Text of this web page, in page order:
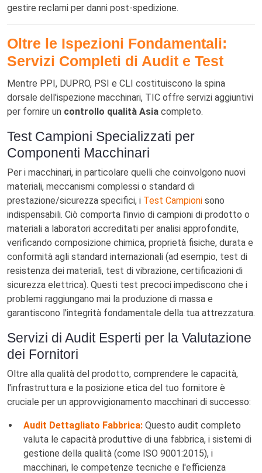
gestire reclami per danni post-spedizione.
Oltre le Ispezioni Fondamentali:
Servizi Completi di Audit e Test
Mentre PPI, DUPRO, PSI e CLI costituiscono la spina
dorsale dell'ispezione macchinari, TIC offre servizi aggiuntivi
per fornire un controllo qualità Asia completo.
Test Campioni Specializzati per
Componenti Macchinari
Per i macchinari, in particolare quelli che coinvolgono nuovi
materiali, meccanismi complessi o standard di
prestazione/sicurezza specifici, i Test Campioni sono
indispensabili. Ciò comporta l'invio di campioni di prodotto o
materiali a laboratori accreditati per analisi approfondite,
verificando composizione chimica, proprietà fisiche, durata e
conformità agli standard internazionali (ad esempio, test di
resistenza dei materiali, test di vibrazione, certificazioni di
sicurezza elettrica). Questi test precoci impediscono che i
problemi raggiungano mai la produzione di massa e
garantiscono l'integrità fondamentale della tua attrezzatura.
Servizi di Audit Esperti per la Valutazione
dei Fornitori
Oltre alla qualità del prodotto, comprendere le capacità,
l'infrastruttura e la posizione etica del tuo fornitore è
cruciale per un approvvigionamento macchinari di successo:
Audit Dettagliato Fabbrica: Questo audit completo
valuta le capacità produttive di una fabbrica, i sistemi di
gestione della qualità (come ISO 9001:2015), i
macchinari, le competenze tecniche e l'efficienza